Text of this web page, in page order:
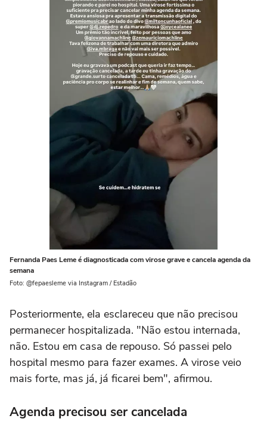
Fernanda Paes Leme é diagnosticada com virose grave e cancela agenda da
semana
Foto: @fepaesleme via Instagram / Estadão
Posteriormente, ela esclareceu que não precisou
permanecer hospitalizada. "Não estou internada,
não. Estou em casa de repouso. Só passei pelo
hospital mesmo para fazer exames. A virose veio
mais forte, mas já, já ficarei bem", afirmou.
Agenda precisou ser cancelada